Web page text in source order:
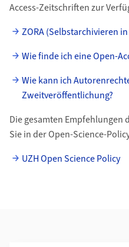
Access-Zeitschriften zur
ZORA (Selbstarchivieren
Wie finde ich eine Open-
Wie kann ich
Zweitveröffentlichung?
Die gesamten Empfehlungen
Sie in der Open-Science-
UZH Open Science Policy